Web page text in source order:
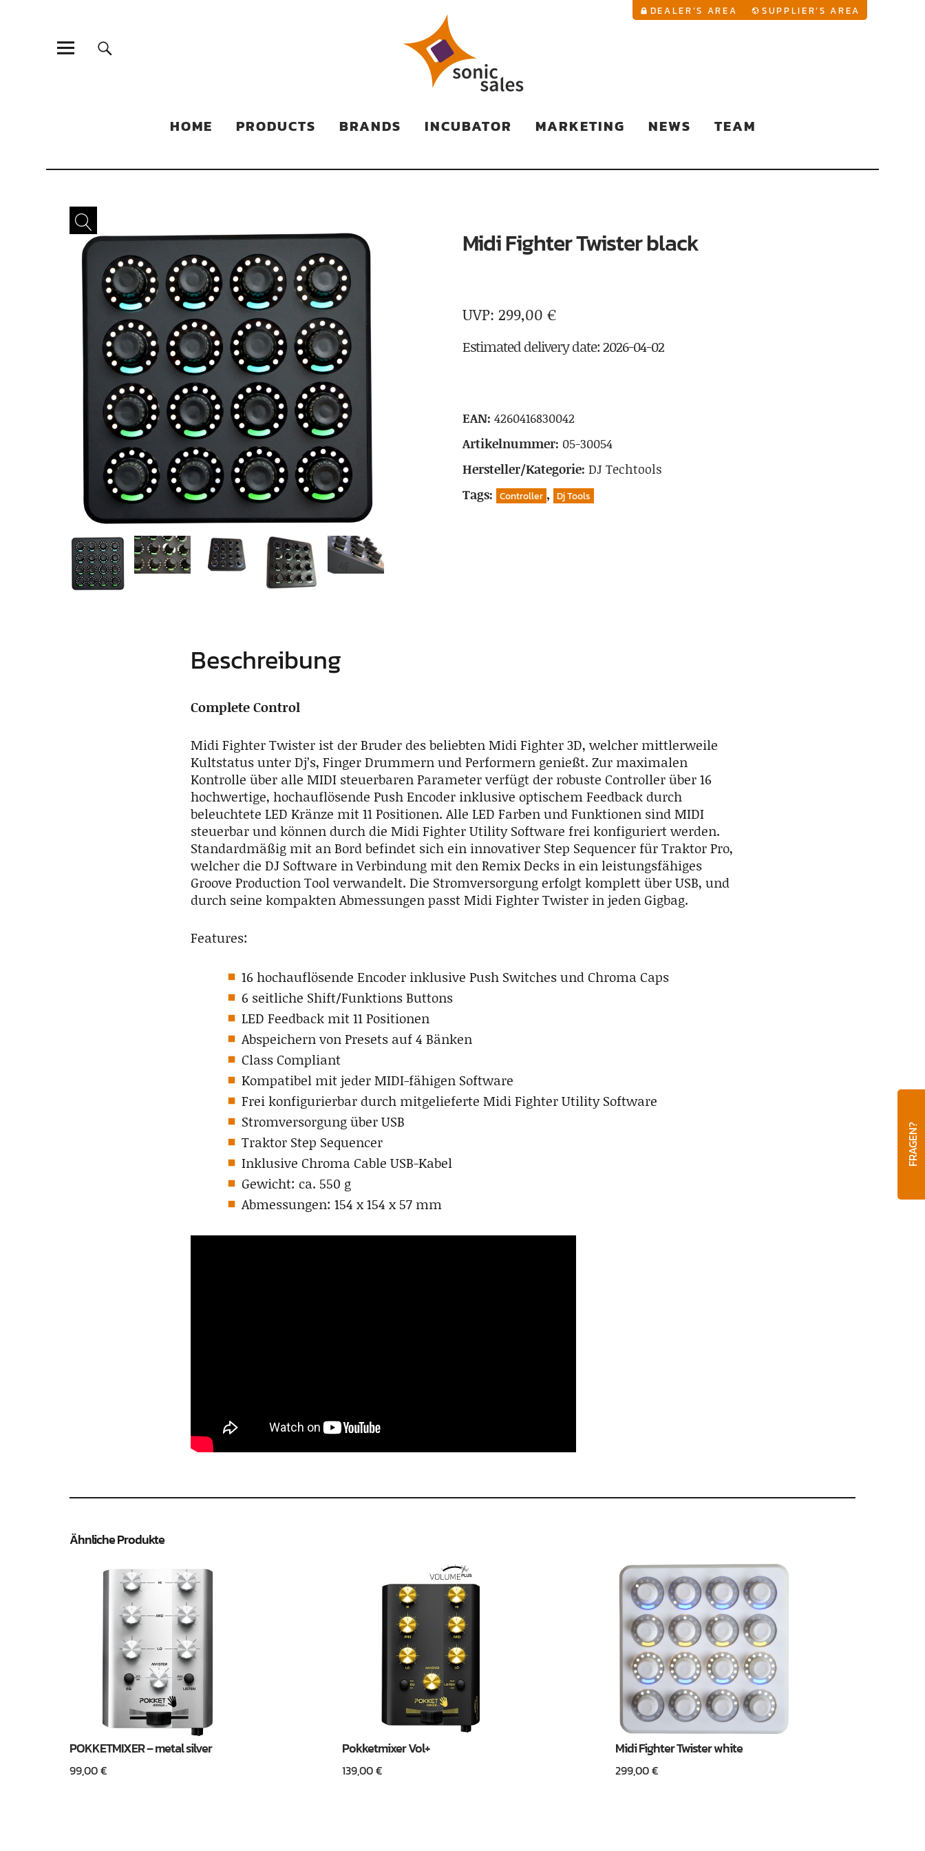
Sonic Sales
DEALER’S AREA SUPPLIER’S AREA
HOME PRODUCTS BRANDS INCUBATOR MARKETING NEWS TEAM
FRAGEN?
Midi Fighter Twister black
299,00 €
Estimated delivery date: 2026-04-02
EAN: 4260416830042
Artikelnummer: 05-30054
Hersteller/Kategorie: DJ Techtools
Tags: Controller , Dj Tools
Beschreibung
Complete Control
Midi Fighter Twister ist der Bruder des beliebten Midi Fighter 3D, welcher mittlerweile
Kultstatus unter Dj’s, Finger Drummern und Performern genießt. Zur maximalen
Kontrolle über alle MIDI steuerbaren Parameter verfügt der robuste Controller über 16
hochwertige, hochauflösende Push Encoder inklusive optischem Feedback durch
beleuchtete LED Kränze mit 11 Positionen. Alle LED Farben und Funktionen sind MIDI
steuerbar und können durch die Midi Fighter Utility Software frei konfiguriert werden.
Standardmäßig mit an Bord befindet sich ein innovativer Step Sequencer für Traktor Pro,
welcher die DJ Software in Verbindung mit den Remix Decks in ein leistungsfähiges
Groove Production Tool verwandelt. Die Stromversorgung erfolgt komplett über USB, und
durch seine kompakten Abmessungen passt Midi Fighter Twister in jeden Gigbag.
Features:
16 hochauflösende Encoder inklusive Push Switches und Chroma Caps
6 seitliche Shift/Funktions Buttons
LED Feedback mit 11 Positionen
Abspeichern von Presets auf 4 Bänken
Class Compliant
Kompatibel mit jeder MIDI-fähigen Software
Frei konfigurierbar durch mitgelieferte Midi Fighter Utility Software
Stromversorgung über USB
Traktor Step Sequencer
Inklusive Chroma Cable USB-Kabel
Gewicht: ca. 550 g
Abmessungen: 154 x 154 x 57 mm
Ähnliche Produkte
POKKETMIXER – metal silver
99,00€
Pokketmixer Vol+
139,00€
Midi Fighter Twister white
299,00€